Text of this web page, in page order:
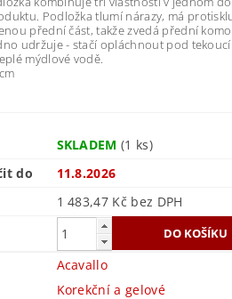
Podložka tlumí nárazy, má
přední část, takže zvedá přední
udržuje - stačí opláchnout pod
mýdlové vodě.
SKLADEM(1 ks)
do
11.8.2026
1 483,47 Kč bez DPH
Acavallo
Korekční a gelové